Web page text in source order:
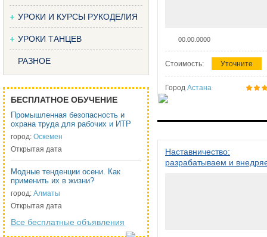
УРОКИ И КУРСЫ РУКОДЕЛИЯ
УРОКИ ТАНЦЕВ
РАЗНОЕ
БЕСПЛАТНОЕ ОБУЧЕНИЕ
Промышленная безопасность и
охрана труда для рабочих и ИТР
город: Оскемен
Открытая дата
Модные тенденции осени. Как
применить их в жизни?
город: Алматы
Открытая дата
Все бесплатные объявления
00.00.0000
Стоимость: Уточните
Город Астана
Наставничество:
разрабатываем и